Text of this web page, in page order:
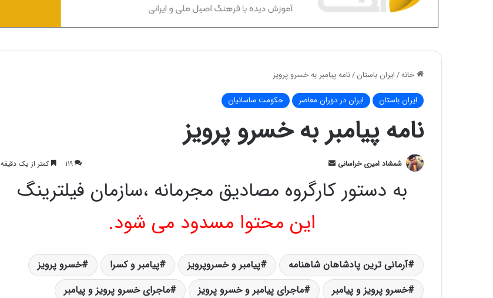
خانه/ایران باستان/نامه پیامبر به خسرو پرویز
ایران باستان ایران در دوران معاصر حکومت ساسانیان
نامه پیامبر به خسرو پرویز
شمشاد امیری خراسانی
ارسال
۱۱۹ کمتر از یک دقیقه
به دستور کارگروه مصادیق مجرمانه ،سازمان فیلترینگ
این محتوا مسدود می شود.
آرمانی ترین پادشاهان شاهنامه پیامبر و خسروپرویز پیامبر و کسرا
خسرو پرویز
خسرو پرویز و پیامبر
ماجرای پیامبر و خسرو پرویز
ماجرای خسرو پرویز و پیامبر